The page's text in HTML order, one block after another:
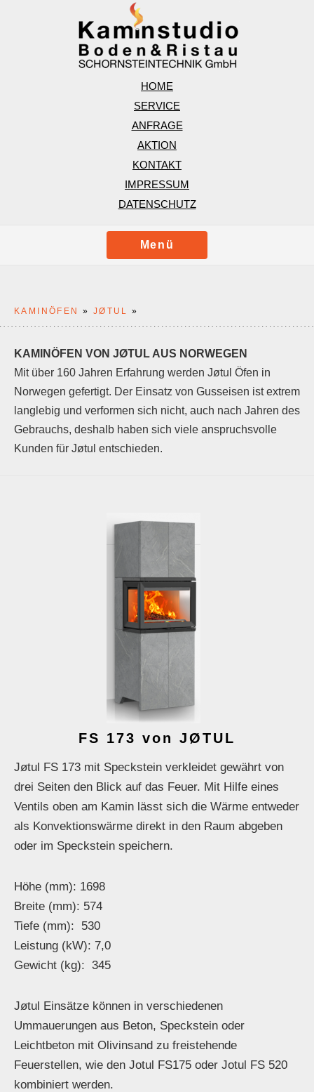
HOME
SERVICE
ANFRAGE
AKTION
KONTAKT
IMPRESSUM
DATENSCHUTZ
Menü
KAMINÖFEN » JØTUL »
KAMINÖFEN VON JØTUL AUS NORWEGEN
Mit über 160 Jahren Erfahrung werden Jøtul Öfen in
Norwegen gefertigt. Der Einsatz von Gusseisen ist extrem
langlebig und verformen sich nicht, auch nach Jahren des
Gebrauchs, deshalb haben sich viele anspruchsvolle
Kunden für Jøtul entschieden.
FS 173 von JØTUL
Jøtul FS 173 mit Speckstein verkleidet gewährt von
drei Seiten den Blick auf das Feuer. Mit Hilfe eines
Ventils oben am Kamin lässt sich die Wärme entweder
als Konvektionswärme direkt in den Raum abgeben
oder im Speckstein speichern.
Höhe (mm): 1698
Breite (mm): 574
Tiefe (mm): 530
Leistung (kW): 7,0
Gewicht (kg): 345
Jøtul Einsätze können in verschiedenen
Ummauerungen aus Beton, Speckstein oder
Leichtbeton mit Olivinsand zu freistehende
Feuerstellen, wie den Jotul FS175 oder Jotul FS 520
kombiniert werden.